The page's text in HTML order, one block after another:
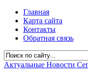
Главная
Карта сайта
Контакты
Обратная связь
Актуальные Новости